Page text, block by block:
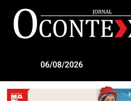
06/08/2026